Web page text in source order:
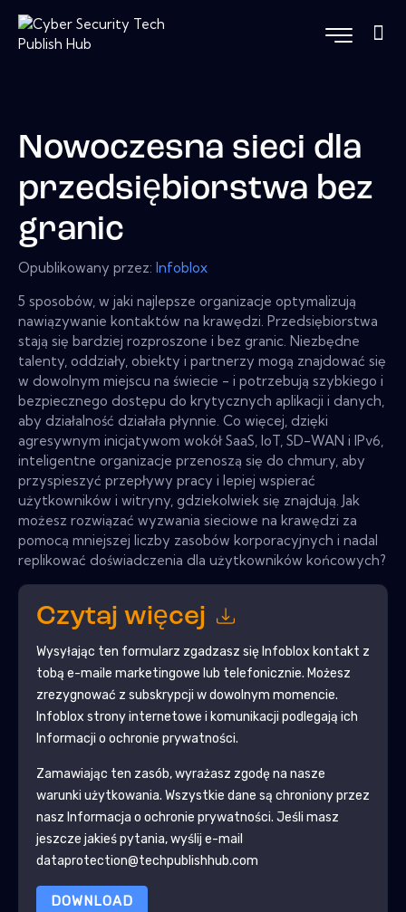
Nowoczesna sieci dla
przedsiębiorstwa bez
granic
Opublikowany przez: Infoblox
5 sposobów, w jaki najlepsze organizacje optymalizują
nawiązywanie kontaktów na krawędzi. Przedsiębiorstwa
stają się bardziej rozproszone i bez granic. Niezbędne
talenty, oddziały, obiekty i partnerzy mogą znajdować się
w dowolnym miejscu na świecie - i potrzebują szybkiego i
bezpiecznego dostępu do krytycznych aplikacji i danych,
aby działalność działała płynnie. Co więcej, dzięki
agresywnym inicjatywom wokół SaaS, IoT, SD-WAN i IPv6,
inteligentne organizacje przenoszą się do chmury, aby
przyspieszyć przepływy pracy i lepiej wspierać
użytkowników i witryny, gdziekolwiek się znajdują. Jak
możesz rozwiązać wyzwania sieciowe na krawędzi za
pomocą mniejszej liczby zasobów korporacyjnych i nadal
replikować doświadczenia dla użytkowników końcowych?
Czytaj więcej
Wysyłając ten formularz zgadzasz się Infoblox kontakt z
tobą e-maile marketingowe lub telefonicznie. Możesz
zrezygnować z subskrypcji w dowolnym momencie.
Infoblox strony internetowe i komunikacji podlegają ich
Informacji o ochronie prywatności.
Zamawiając ten zasób, wyrażasz zgodę na nasze
warunki użytkowania. Wszystkie dane są chroniony przez
nasz Informacja o ochronie prywatności. Jeśli masz
jeszcze jakieś pytania, wyślij e-mail
dataprotection@techpublishhub.com
DOWNLOAD